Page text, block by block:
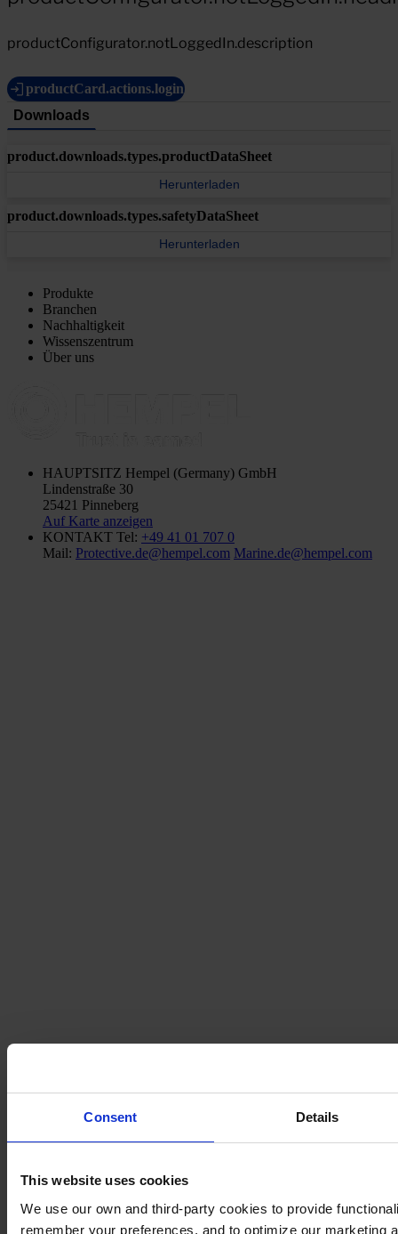
Consent Details
This website uses cookies
We use our own and third-party cookies to provide
remember your preferences, and to optimize our marketing
productConfigurator.notLoggedIn.description
productCard.actions.login
Downloads
product.downloads.types.productDataSheet
Herunterladen
product.downloads.types.safetyDataSheet
Herunterladen
Produkte
Branchen
Nachhaltigkeit
Wissenszentrum
Über uns
HAUPTSITZ Hempel (Germany) GmbH
Lindenstraße 30
25421 Pinneberg
Auf Karte anzeigen
KONTAKT Tel: +49 41 01 707 0
Mail: Protective.de@hempel.com Marine.de@hempel.com